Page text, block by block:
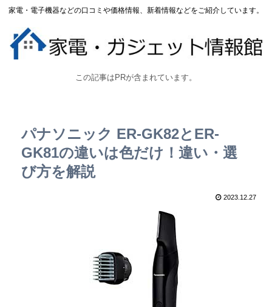
家電・電子機器などの口コミや価格情報、新着情報などをご紹介しています。
この記事はPRが含まれています。
パナソニック ER-GK82とER-
GK81の違いは色だけ！違い・選
び方を解説
2023.12.27